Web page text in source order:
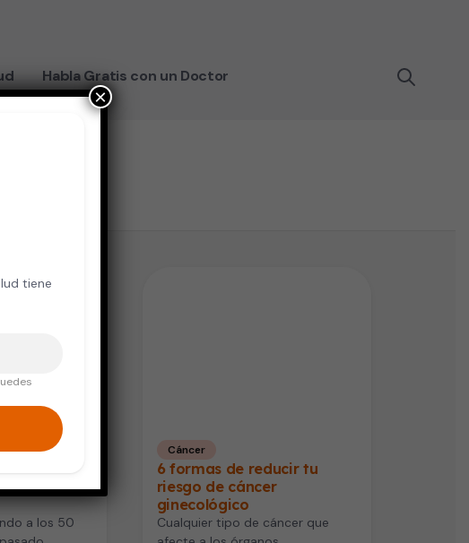
Habla Gratis con un Doctor
mayores
a los 50
Cáncer
6 formas de reducir tu
riesgo de cáncer
ginecológico
Cualquier tipo de cáncer que
tiene
×